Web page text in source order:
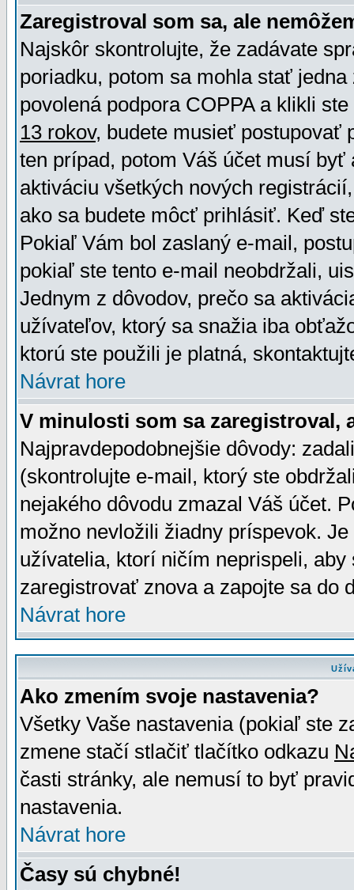
Zaregistroval som sa, ale
Najskôr skontrolujte, že zadávate
poriadku, potom sa mohla stať
povolená podpora COPPA a klikli
13 rokov, budete musieť postupovať
ten prípad, potom Váš účet musí
aktiváciu všetkých nových
ako sa budete môcť prihlásiť. Keď
Pokiaľ Vám bol zaslaný e-mail,
pokiaľ ste tento e-mail neobdržali,
Jednym z dôvodov, prečo sa
užívateľov, ktorý sa snažia iba
ktorú ste použili je platná,
Návrat hore
V minulosti som sa zaregistroval,
Najpravdepodobnejšie dôvody:
(skontrolujte e-mail, ktorý ste
nejakého dôvodu zmazal Váš účet.
možno nevložili žiadny príspevok.
užívatelia, ktorí ničím neprispeli,
zaregistrovať znova a zapojte sa do
Návrat hore
Ako zmením svoje nastavenia?
Všetky Vaše nastavenia (pokiaľ ste
zmene stačí stlačiť tlačítko odkazu
časti stránky, ale nemusí to byť
nastavenia.
Návrat hore
Časy sú chybné!